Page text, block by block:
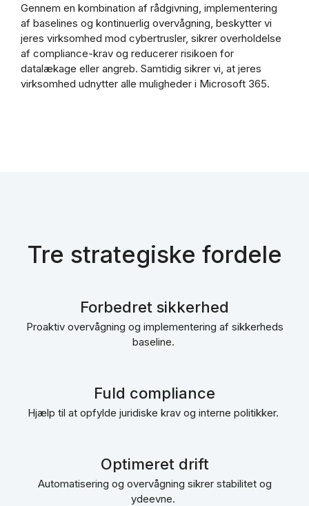
Gennem en kombination af rådgivning, implementering
af baselines og kontinuerlig overvågning, beskytter vi
jeres virksomhed mod cybertrusler, sikrer overholdelse
af compliance-krav og reducerer risikoen for
datalækage eller angreb. Samtidig sikrer vi, at jeres
virksomhed udnytter alle muligheder i Microsoft 365.
Tre strategiske fordele
Forbedret sikkerhed
Proaktiv overvågning og implementering af sikkerheds
baseline.
Fuld compliance
Hjælp til at opfylde juridiske krav og interne politikker.
Optimeret drift
Automatisering og overvågning sikrer stabilitet og
ydeevne.